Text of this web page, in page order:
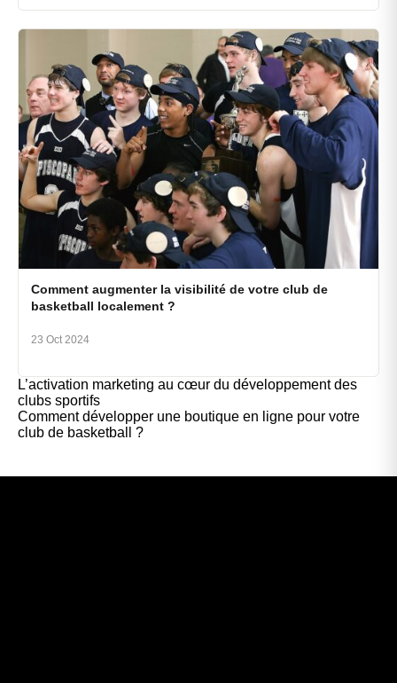
Comment augmenter la visibilité de votre club de
basketball localement ?
23 Oct 2024
L’activation marketing au cœur du développement des
clubs sportifs
Comment développer une boutique en ligne pour votre
club de basketball ?